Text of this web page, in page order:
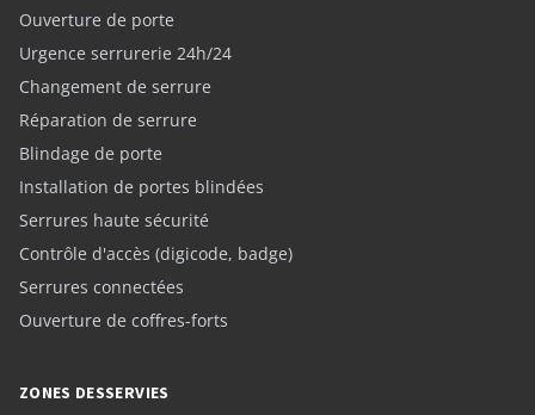
Ouverture de porte
Urgence serrurerie 24h/24
Changement de serrure
Réparation de serrure
Blindage de porte
Installation de portes blindées
Serrures haute sécurité
Contrôle d'accès (digicode, badge)
Serrures connectées
Ouverture de coffres-forts
ZONES DESSERVIES